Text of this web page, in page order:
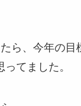
ら、今年の目
てました。